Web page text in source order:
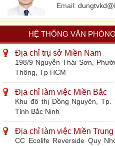
Email:
HỆ THỐNG VĂN PHÒNG
Địa chỉ trụ sở Miền Nam
198/9 Nguyễn Thái Sơn,
Thông, Tp HCM
Địa chỉ làm việc Miền Bắc
Khu đô thị Đồng Nguyên, Tp.
Tỉnh Bắc Ninh
Địa chỉ làm việc Miền Trung
CC Ecolife Reverside Quy